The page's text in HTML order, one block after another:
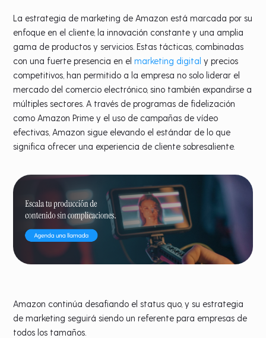
La estrategia de marketing de Amazon está marcada por su
enfoque en el cliente, la innovación constante y una amplia
gama de productos y servicios. Estas tácticas, combinadas
con una fuerte presencia en elmarketing digital y precios
competitivos, han permitido a la empresa no solo liderar el
mercado del comercio electrónico, sino también expandirse a
múltiples sectores. A través de programas de fidelización
como Amazon Prime y el uso de campañas de vídeo
efectivas, Amazon sigue elevando el estándar de lo que
significa ofrecer una experiencia de cliente sobresaliente.
Amazon continúa desafiando el status quo, y su estrategia
de marketing seguirá siendo un referente para empresas de
todos los tamaños.